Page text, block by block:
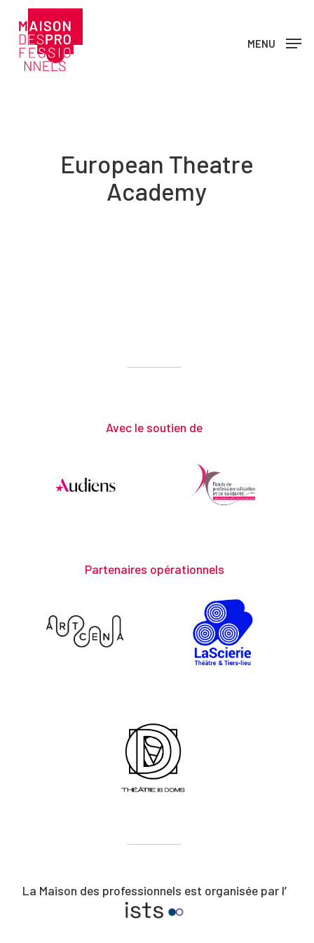
main
content
MENU
European Theatre
Academy
Avec le soutien de
Partenaires opérationnels
La Maison des professionnels est organisée par l’